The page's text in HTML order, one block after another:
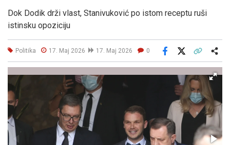
Dok Dodik drži vlast, Stanivuković po istom receptu ruši
istinsku opoziciju
Politika 17. Maj 2026 17. Maj 2026 0
Facebook